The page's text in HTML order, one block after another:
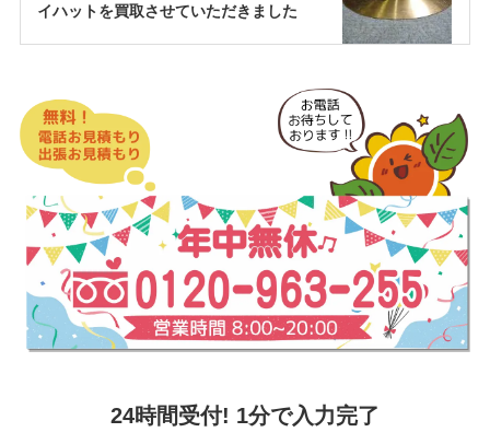
イハットを買取させていただきました
24時間受付! 1分で入力完了